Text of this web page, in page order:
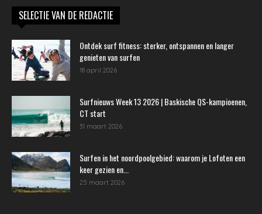
SELECTIE VAN DE REDACTIE
Ontdek surf fitness: sterker, ontspannen en langer
genieten van surfen
18 april 2026
Surfnieuws Week 13 2026 | Baskische QS-kampioenen,
CT start
31 maart 2026
Surfen in het noordpoolgebied: waarom je Lofoten een
keer gezien en...
25 maart 2026